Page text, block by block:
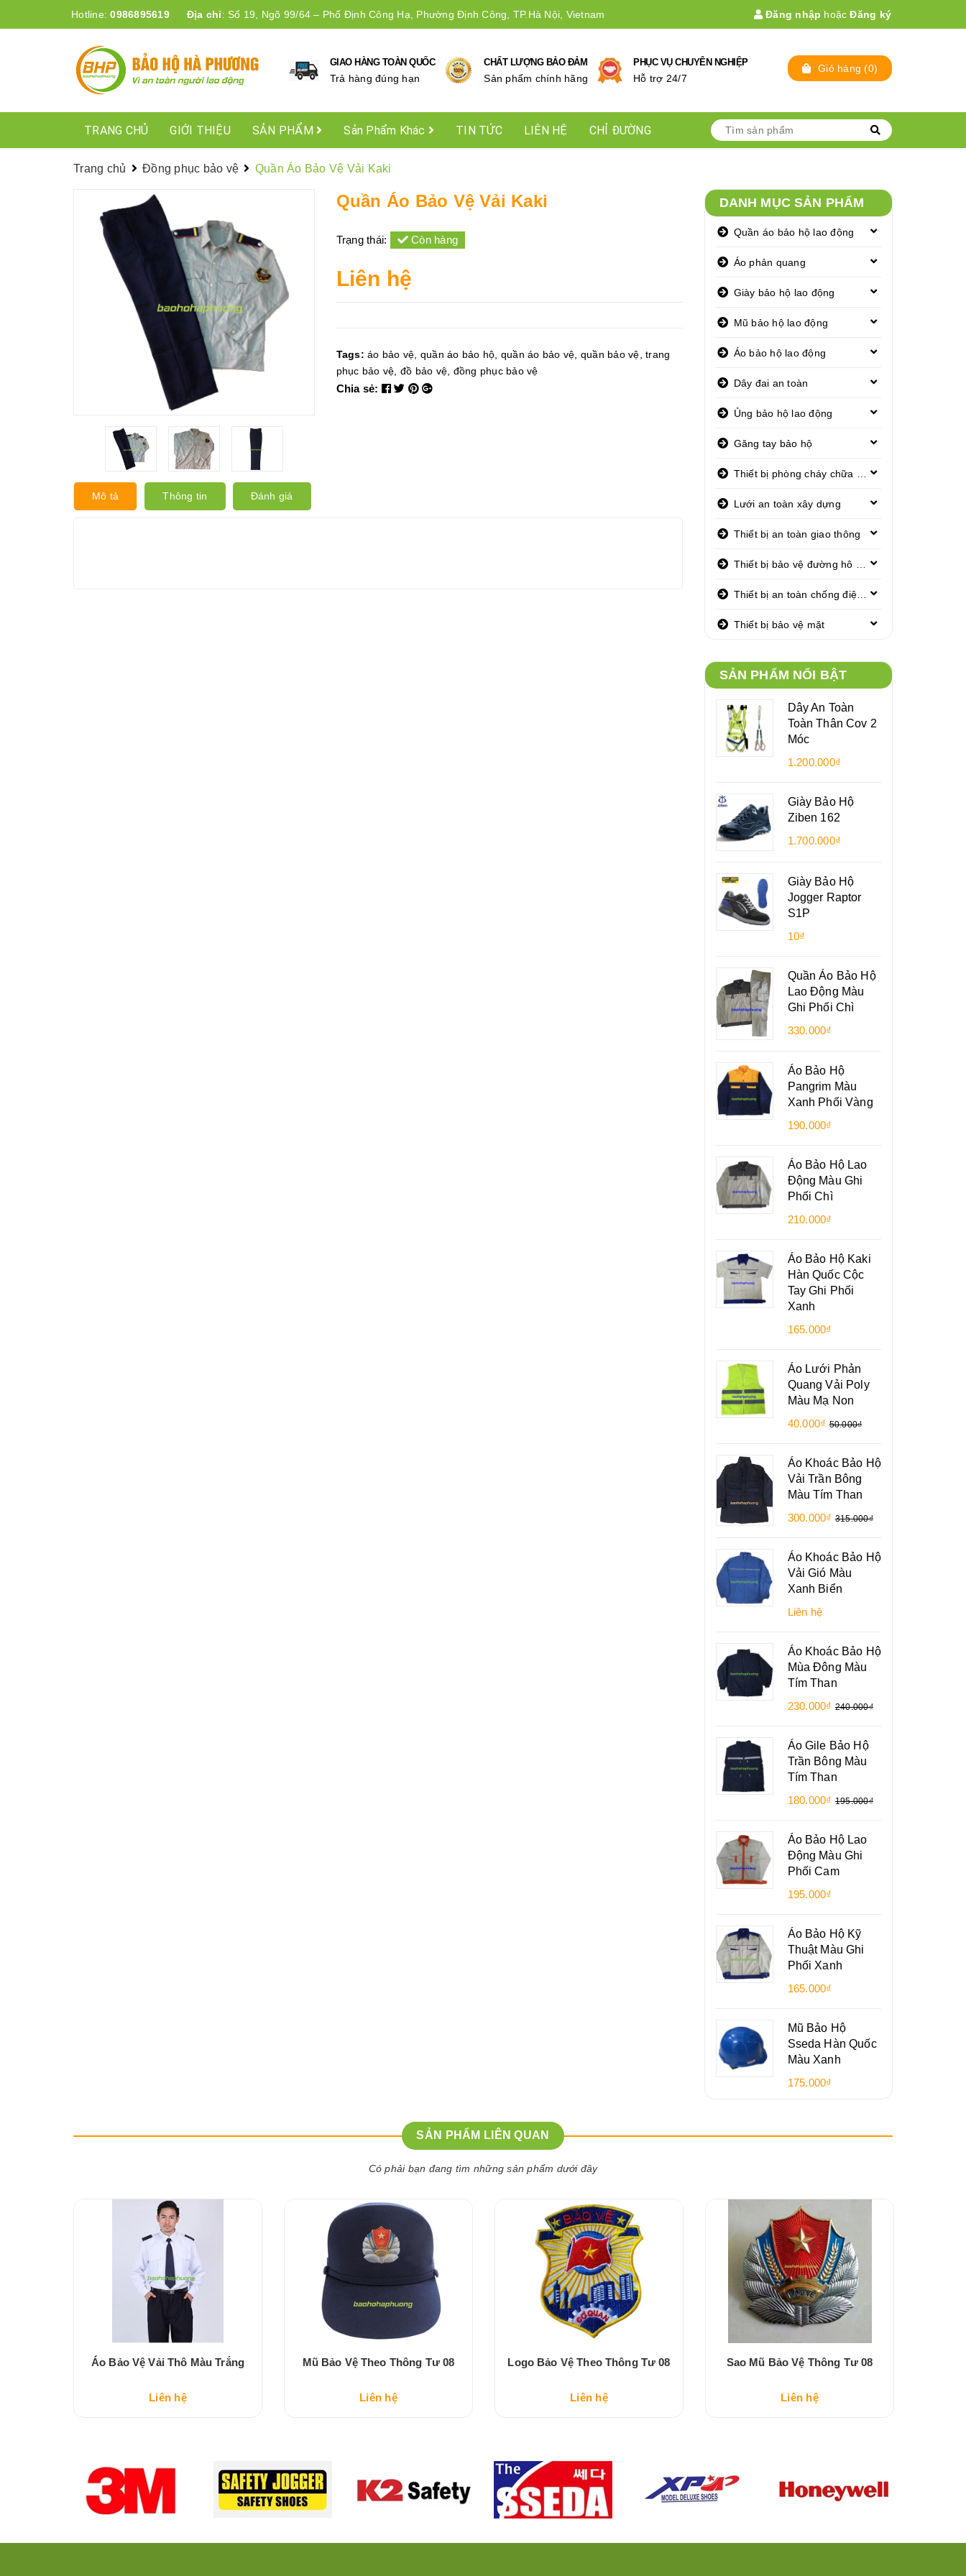
Hotline:0986895619 Địa chỉ: Số 19, Ngõ 99/64 – Phố Định Công Hạ, Phường Định Công, TP.Hà Nội, Vietnam Đăng nhập hoặc Đăng ký
GIAO HÀNG TOÀN QUỐC
Trả hàng đúng hạn
CHẤT LƯỢNG BẢO ĐẢM
Sản phẩm chính hãng
PHỤC VỤ CHUYÊN NGHIỆP
Hỗ trợ 24/7
Giỏ hàng (0)
TRANG CHỦ GIỚI THIỆU SẢN PHẨM Sản Phẩm Khác TIN TỨC LIÊN HỆ CHỈ ĐƯỜNG
Trang chủ Đồng phục bảo vệ Quần Áo Bảo Vệ Vải Kaki
Quần Áo Bảo Vệ Vải Kaki
Trạng thái: Còn hàng
Liên hệ
Tags:áo bảo vệ quần áo bảo hộ quần áo bảo vệ quần bảo vệ ,trang
phục bảo vệ đồ bảo vệ đồng phục bảo vệ
Chia sẻ:
Mô tả Thông tin Đánh giá
DANH MỤC SẢN PHẨM
Quần áo bảo hộ lao động
Áo phản quang
Giày bảo hộ lao động
Mũ bảo hộ lao động
Áo bảo hộ lao động
Dây đai an toàn
Ủng bảo hộ lao động
Găng tay bảo hộ
Lưới an toàn xây dựng
Thiết bị an toàn giao thông
Thiết bị bảo vệ mặt
SẢN PHẨM NỔI BẬT
Dây An Toàn
Toàn Thân Cov 2
Móc
1.200.000₫
Giày Bảo Hộ
Ziben 162
1.700.000₫
Giày Bảo Hộ
Jogger Raptor
S1P
10₫
Quần Áo Bảo Hộ
Lao Động Màu
Ghi Phối Chì
330.000₫
Áo Bảo Hộ
Pangrim Màu
Xanh Phối Vàng
190.000₫
Áo Bảo Hộ Lao
Động Màu Ghi
Phối Chì
210.000₫
Áo Bảo Hộ Kaki
Hàn Quốc Cộc
Tay Ghi Phối
Xanh
165.000₫
Áo Lưới Phản
Quang Vải Poly
Màu Mạ Non
40.000₫ 50.000₫
Áo Khoác Bảo Hộ
Vải Trần Bông
Màu Tím Than
300.000₫ 315.000₫
Áo Khoác Bảo Hộ
Vải Gió Màu
Xanh Biển
Liên hệ
Áo Khoác Bảo Hộ
Mùa Đông Màu
Tím Than
230.000₫ 240.000₫
Áo Gile Bảo Hộ
Trần Bông Màu
Tím Than
180.000₫ 195.000₫
Áo Bảo Hộ Lao
Động Màu Ghi
Phối Cam
195.000₫
Áo Bảo Hộ Kỹ
Thuật Màu Ghi
Phối Xanh
165.000₫
Mũ Bảo Hộ
Sseda Hàn Quốc
Màu Xanh
175.000₫
SẢN PHẨM LIÊN QUAN
Có phải bạn đang tìm những sản phẩm dưới đây
Áo Bảo Vệ Vải Thô Màu Trắng
Liên hệ
Mũ Bảo Vệ Theo Thông Tư 08
Liên hệ
Logo Bảo Vệ Theo Thông Tư 08
Liên hệ
Sao Mũ Bảo Vệ Thông Tư 08
Liên hệ